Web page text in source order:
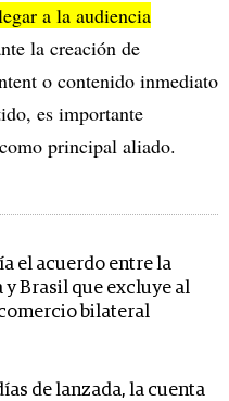
a la audiencia
la creación de
o contenido inmediato
es importante
principal aliado.
el acuerdo entre la
Brasil que excluye al
bilateral
de lanzada, la cuenta